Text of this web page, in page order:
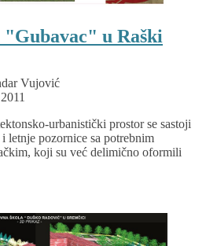
u Raški
Vujović
urbanistički prostor se sastoji
letnje pozornice sa potrebnim
koji su već delimično oformili